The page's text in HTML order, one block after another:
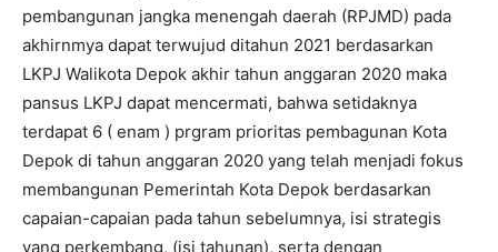
pembangunan jangka menengah daerah (RPJMD) pada
akhirnmya dapat terwujud ditahun 2021 berdasarkan
LKPJ Walikota Depok akhir tahun anggaran 2020 maka
pansus LKPJ dapat mencermati, bahwa setidaknya
terdapat 6 ( enam ) prgram prioritas pembagunan Kota
Depok di tahun anggaran 2020 yang telah menjadi fokus
membangunan Pemerintah Kota Depok berdasarkan
capaian-capaian pada tahun sebelumnya, isi strategis
yang perkembang, (isi tahunan), serta dengan